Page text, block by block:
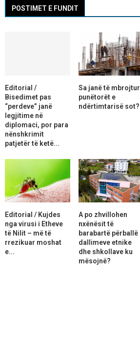
POSTIMET E FUNDIT
Editorial /
Bisedimet pas
“perdeve” janë
legjitime në
diplomaci, por para
nënshkrimit
patjetër të ketë...
Sa janë të mbrojtur
punëtorët e
ndërtimtarisë sot?
Editorial / Kujdes
nga virusi i Etheve
të Nilit – më të
rrezikuar moshat
e...
A po zhvillohen
nxënësit të
barabartë përballë
dallimeve etnike
dhe shkollave ku
mësojnë?